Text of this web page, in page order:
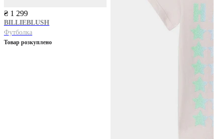
₴ 1 299
BILLIEBLUSH
Футболка
Товар розкуплено